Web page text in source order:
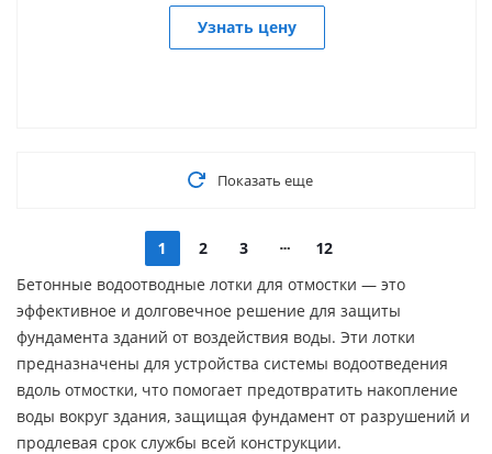
Узнать цену
Показать еще
1 2 3
12
Бетонные водоотводные лотки для отмостки — это
эффективное и долговечное решение для защиты
фундамента зданий от воздействия воды. Эти лотки
предназначены для устройства системы водоотведения
вдоль отмостки, что помогает предотвратить накопление
воды вокруг здания, защищая фундамент от разрушений и
продлевая срок службы всей конструкции.